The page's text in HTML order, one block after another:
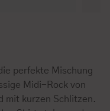
perfekte Mischung
Midi-Rock von
mit kurzen Schlitzen.